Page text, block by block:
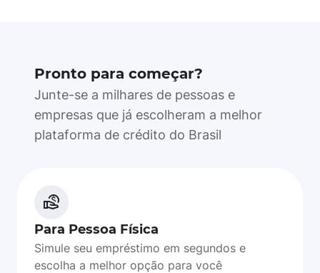
Pronto para começar?
Junte-se a milhares de pessoas e
empresas que já escolheram a melhor
plataforma de crédito do Brasil
Para Pessoa Física
Simule seu empréstimo em segundos e
escolha a melhor opção para você